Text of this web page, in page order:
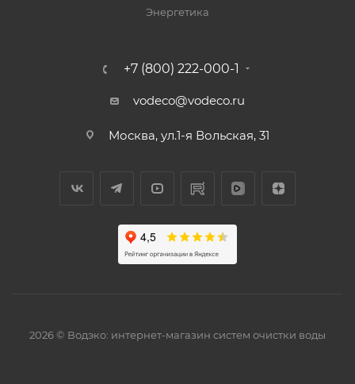
Энергетика
+7 (800) 222-000-1
vodeco@vodeco.ru
Москва, ул.1-я Вольская, 31
2026 © Водэко: интернет-магазин систем очистки воды